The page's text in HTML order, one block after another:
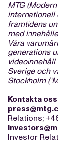
MTG
internationell
framtidens
med
Våra
generations
videoinnehåll
Sverige och
Stockholm
Kontakta
Relations;
Investor